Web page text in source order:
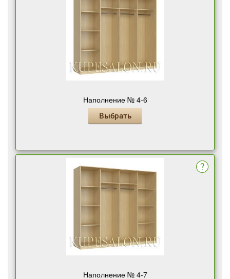
Наполнение № 4-6
Выбрать
Наполнение № 4-7